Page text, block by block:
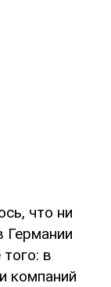
что ни
Германии
в
компаний